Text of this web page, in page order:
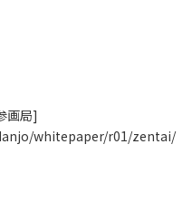
画局]
whitepaper/r01/zentai/